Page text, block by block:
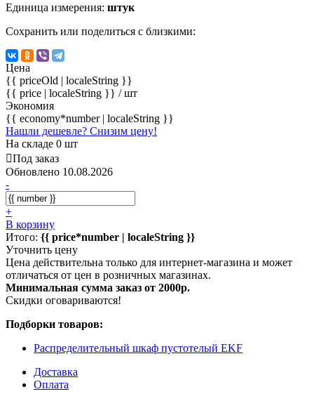
Единица измерения: штук
Сохранить или поделиться с близкими:
Цена
{{ priceOld | localeString }}
{{ price | localeString }} / шт
Экономия
{{ economy*number | localeString }}
Нашли дешевле? Снизим цену!
На складе 0 шт
Под заказ
Обновлено 10.08.2026
-
+
В корзину
Итого: {{ price*number | localeString }}
Уточнить цену
Цена действительна только для интернет-магазина и может
отличаться от цен в розничных магазинах.
Минимальная сумма заказ от 2000р.
Скидки оговариваются!
Подборки товаров:
Распределительный шкаф пустотелый EKF
Доставка
Оплата